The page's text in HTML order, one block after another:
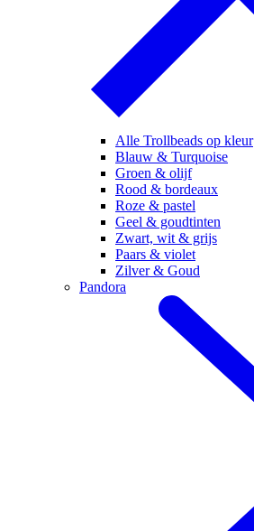
Alle Trollbeads op kleur
Blauw & Turquoise
Groen & olijf
Rood & bordeaux
Roze & pastel
Geel & goudtinten
Zwart, wit & grijs
Paars & violet
Zilver & Goud
Pandora